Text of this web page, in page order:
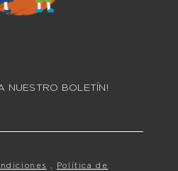
NUESTRO BOLETÍN!
,
Política de